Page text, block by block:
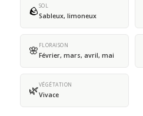
🪨SOL
Sableux, limoneux
🌸 FLORAISON
Février, mars, avril, mai
🌿VÉGÉTATION
Vivace